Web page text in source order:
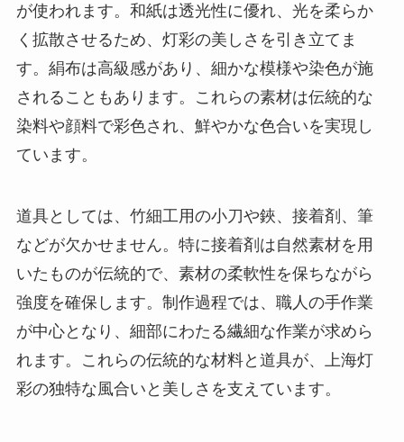
が使われます。和紙は透光性に優れ、光を柔らか
く拡散させるため、灯彩の美しさを引き立てま
す。絹布は高級感があり、細かな模様や染色が施
されることもあります。これらの素材は伝統的な
染料や顔料で彩色され、鮮やかな色合いを実現し
ています。
道具としては、竹細工用の小刀や鋏、接着剤、筆
などが欠かせません。特に接着剤は自然素材を用
いたものが伝統的で、素材の柔軟性を保ちながら
強度を確保します。制作過程では、職人の手作業
が中心となり、細部にわたる繊細な作業が求めら
れます。これらの伝統的な材料と道具が、上海灯
彩の独特な風合いと美しさを支えています。